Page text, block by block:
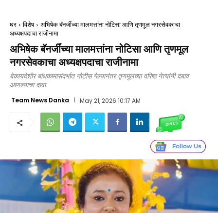
घर विशेष
अभिषेक बॅनर्जींच्या मालमत्तांना नोटिसा आणि तृणमूल नगरसेवकाचा
अध्यक्षपदाचा राजीनामा
अभिषेक बॅनर्जींच्या मालमत्तांना नोटिसा आणि तृणमूल
नगरसेवकाचा अध्यक्षपदाचा राजीनामा
बेकायदेशीर बांधकामासंदर्भात नोटीस गेल्यानंतर तृणमूलच्या वरिष्ठ नेत्यांनी दबाव
आणल्याचा दावा
Team News Danka May 21, 2026 10:17 AM